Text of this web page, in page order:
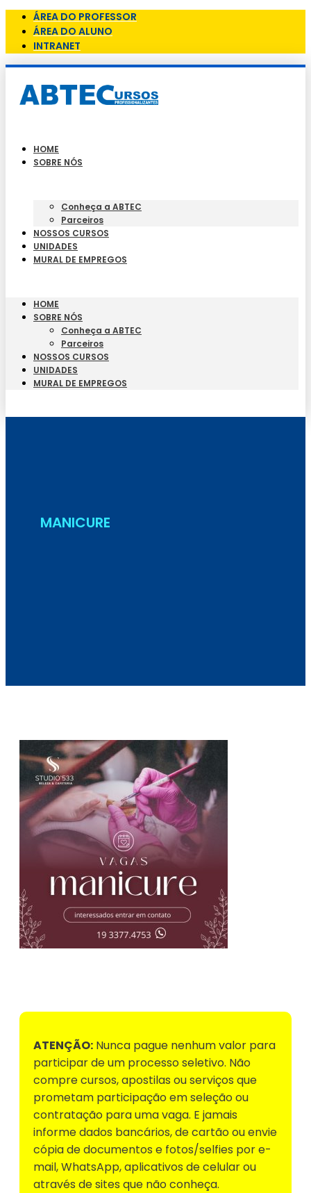
ÁREA DO PROFESSOR
ÁREA DO ALUNO
INTRANET
HOME
SOBRE NÓS
Conheça a ABTEC
Parceiros
NOSSOS CURSOS
UNIDADES
MURAL DE EMPREGOS
HOME
SOBRE NÓS
Conheça a ABTEC
Parceiros
NOSSOS CURSOS
UNIDADES
MURAL DE EMPREGOS
MANICURE
ATENÇÃO: Nunca pague nenhum valor para
participar de um processo seletivo. Não
compre cursos, apostilas ou serviços que
prometam participação em seleção ou
contratação para uma vaga. E jamais
informe dados bancários, de cartão ou envie
cópia de documentos e fotos/selfies por e-
mail, WhatsApp, aplicativos de celular ou
através de sites que não conheça.